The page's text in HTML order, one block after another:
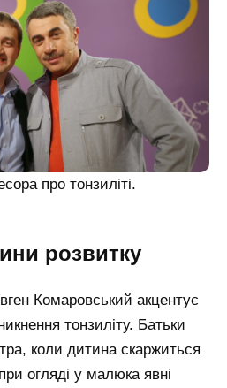
про тонзиліті.
розвитку
Комаровський акцентує
тонзиліту. Батьки
коли дитина скаржиться
огляді у малюка явні